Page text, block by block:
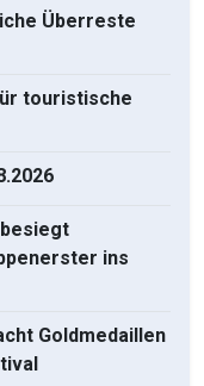
Überreste
touristische
ins
Goldmedaillen